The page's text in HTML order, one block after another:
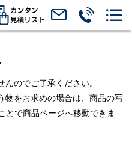
のでご了承ください。
物をお求めの場合は、商品の写
とで商品ページへ移動できま